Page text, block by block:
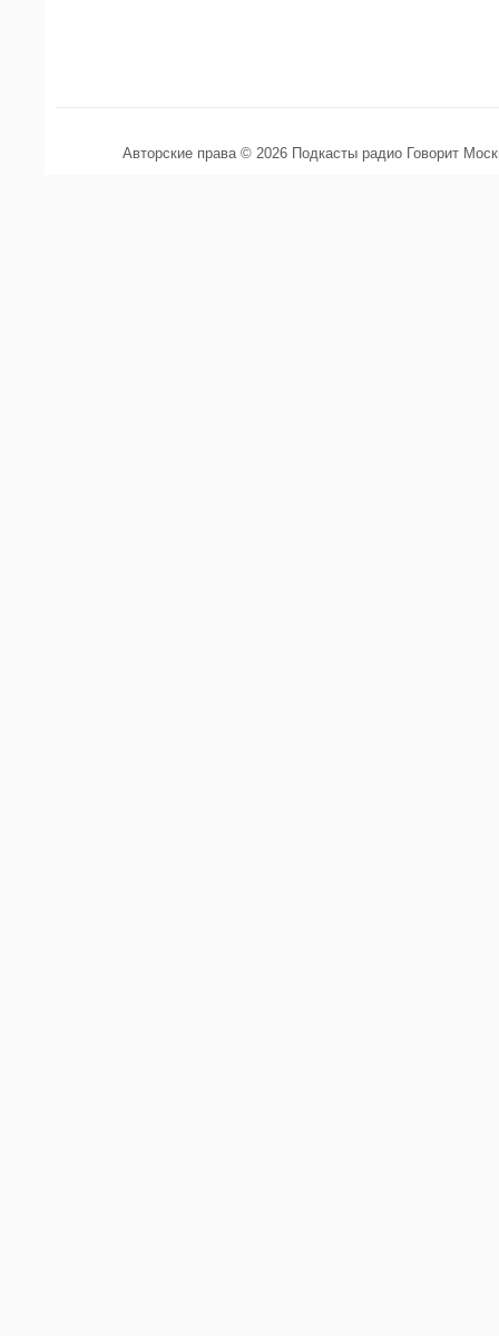
Авторские права © 2026 Подкасты радио Говорит